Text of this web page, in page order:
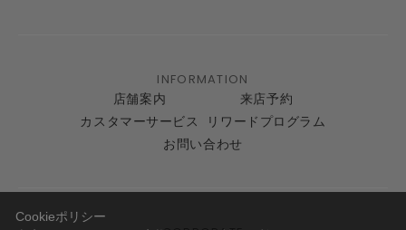
INFORMATION
店舗案内
来店予約
カスタマーサービス
リワードプログラム
お問い合わせ
Cookieポリシー